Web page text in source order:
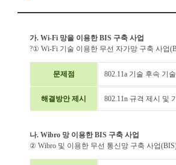
가. Wi-Fi 망을 이용한 BIS 구축 사업
?① Wi-Fi 기술 이용한 무선 자가망 구축 사업
문제점 802.11a 기술 후속 기
해결방안 제시 802.11n 규격 제시 및
나. Wibro 망 이용한 BIS 구축 사업
② Wibro 및 이용한 무선 통신망 구축 사업